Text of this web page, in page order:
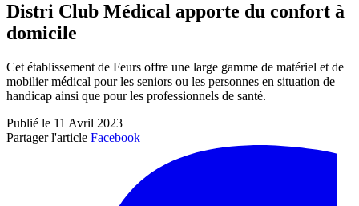
Distri Club Médical apporte du confort à
domicile
Cet établissement de Feurs offre une large gamme de matériel et de
mobilier médical pour les seniors ou les personnes en situation de
handicap ainsi que pour les professionnels de santé.
Publié le 11 Avril 2023
Partager l'article Facebook